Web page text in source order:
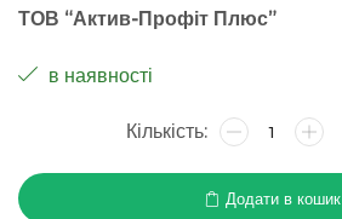
ТОВ “Актив-Профіт Плюс”
в наявності
Додати в кошик